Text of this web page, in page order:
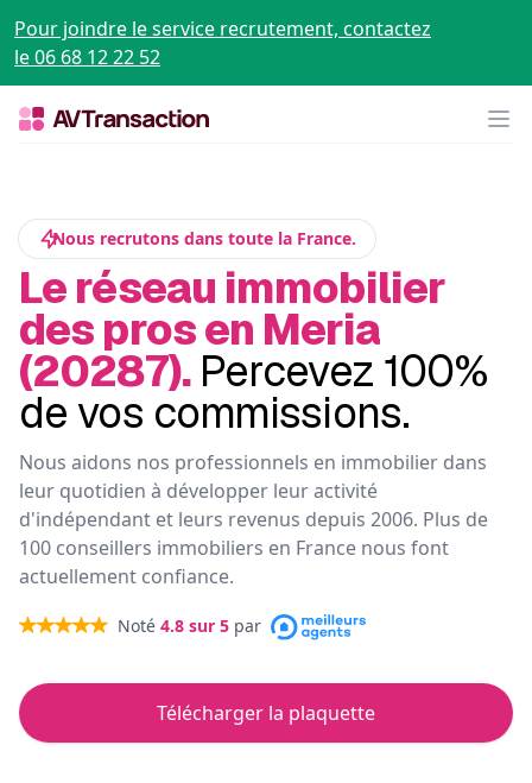
Pour joindre le service recrutement, contactez
le 06 68 12 22 52
Nous recrutons dans toute la France.
Le réseau immobilier
des pros en Meria
(20287). Percevez 100%
de vos commissions.
Nous aidons nos professionnels en immobilier dans
leur quotidien à développer leur activité
d'indépendant et leurs revenus depuis 2006. Plus de
100 conseillers immobiliers en France nous font
actuellement confiance.
Noté 4.8 sur 5 par
Télécharger la plaquette